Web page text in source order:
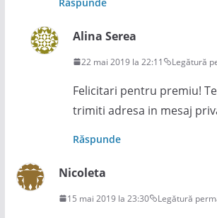
Alina Serea
22 mai 2019 la 22:11 Legătură
Felicitari pentru premiu!
trimiti adresa in mesaj
Răspunde
Nicoleta
15 mai 2019 la 23:30 Legătură